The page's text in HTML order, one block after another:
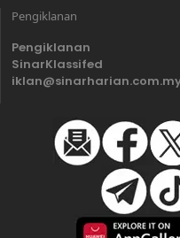
Pengiklanan
Pengiklanan
SinarKlassifed